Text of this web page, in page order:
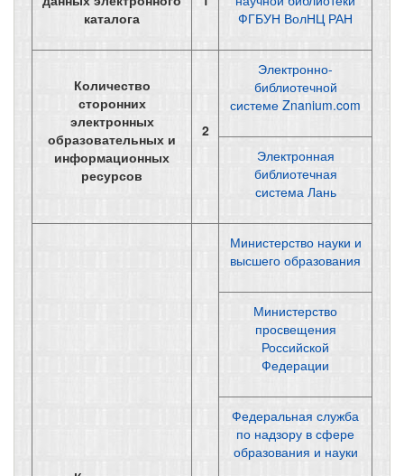
каталога
ФГБУН ВолНЦ РАН
Количество
сторонних
электронных
образовательных и
информационных
ресурсов
2
Электронно-
библиотечной
системе Znanium.com
Электронная
библиотечная
система Лань
Министерство науки и
высшего образования
Министерство
просвещения
Российской
Федерации
Федеральная служба
по надзору в сфере
образования и науки